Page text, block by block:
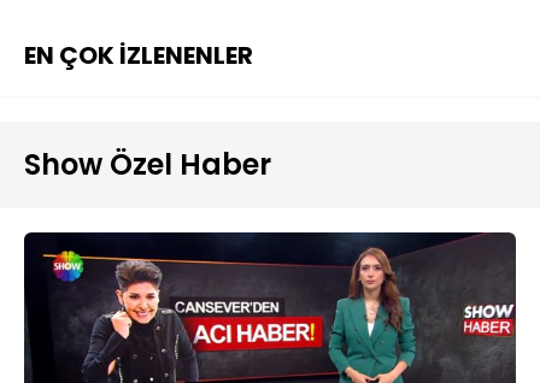
EN ÇOK İZLENENLER
Show Özel Haber